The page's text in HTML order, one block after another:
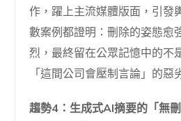
作，躍上主流媒體版面，引發
數案例都證明：刪除的姿態愈
烈，最終留在公眾記憶中的不
「這間公司會壓制言論」的惡
趨勢4：生成式AI摘要的「無